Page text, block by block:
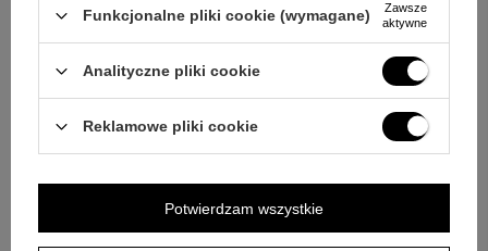
Funkcjonalne pliki cookie (wymagane)
Zawsze
aktywne
Analityczne pliki cookie
Reklamowe pliki cookie
Potwierdzam wszystkie